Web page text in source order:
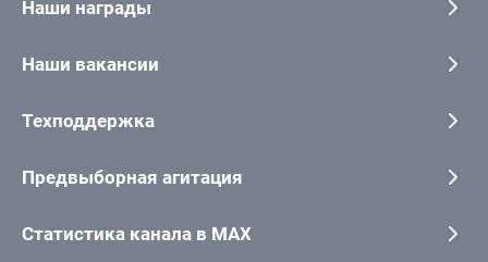
Наши награды
Наши вакансии
Техподдержка
Предвыборная агитация
Статистика канала в MAX